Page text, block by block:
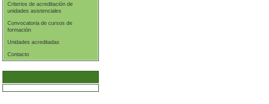
Criterios de acreditación de
unidades asistenciales
Convocatoria de cursos de
formación
Unidades acreditadas
Contacto